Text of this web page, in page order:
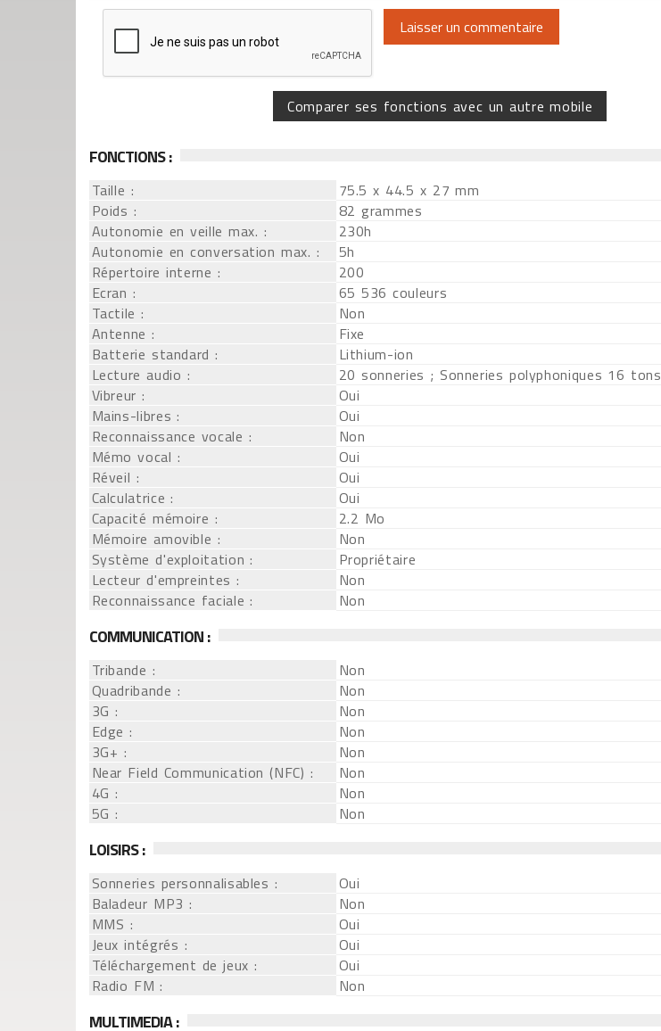
Comparer ses fonctions avec un autre mobile
FONCTIONS :
Taille :
75.5 x 44.5 x 27 mm
Poids :
82 grammes
Autonomie en veille max. :
230h
Autonomie en conversation max. :
5h
Répertoire interne :
200
Ecran :
65 536 couleurs
Tactile :
Non
Antenne :
Fixe
Batterie standard :
Lithium-ion
Lecture audio :
20 sonneries ; Sonneries polyphoniques 16 tons
Vibreur :
Oui
Mains-libres :
Oui
Reconnaissance vocale :
Non
Mémo vocal :
Oui
Réveil :
Oui
Calculatrice :
Oui
Capacité mémoire :
2.2 Mo
Mémoire amovible :
Non
Système d'exploitation :
Propriétaire
Lecteur d'empreintes :
Non
Reconnaissance faciale :
Non
COMMUNICATION :
Tribande :
Non
Quadribande :
Non
3G :
Non
Edge :
Non
3G+ :
Non
Near Field Communication (NFC) :
Non
4G :
Non
5G :
Non
LOISIRS :
Sonneries personnalisables :
Oui
Baladeur MP3 :
Non
MMS :
Oui
Jeux intégrés :
Oui
Téléchargement de jeux :
Oui
Radio FM :
Non
MULTIMEDIA :